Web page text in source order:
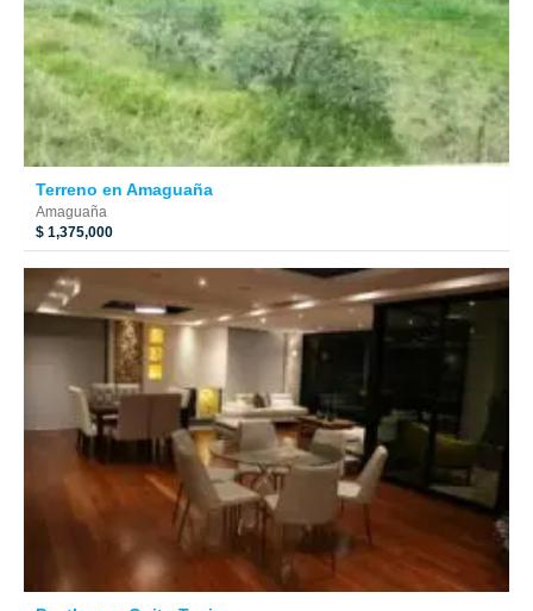
Terreno en Amaguaña
Amaguaña
$ 1,375,000